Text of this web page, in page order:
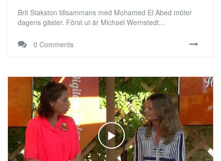
Brit Stakston tillsammans med Mohamed El Abed möter
dagens gäster. Först ut är Michael Wernstedt...
0 Comments